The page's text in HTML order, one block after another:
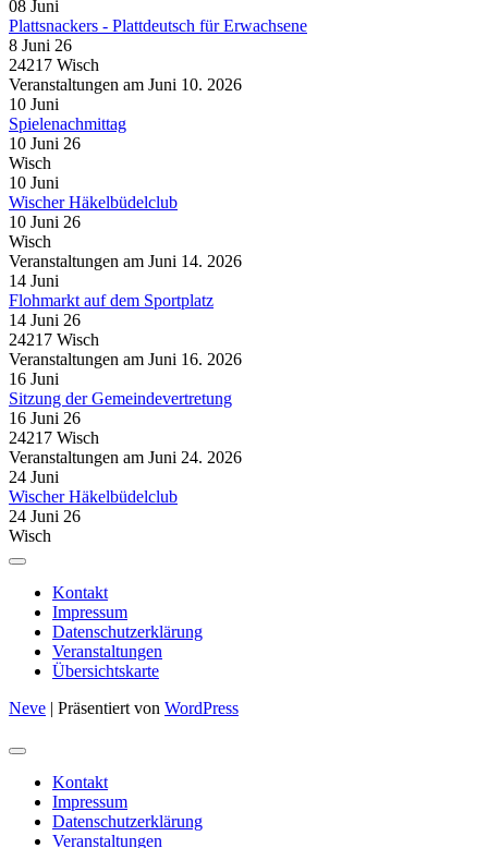
08 Juni
Plattsnackers - Plattdeutsch für Erwachsene
8 Juni 26
24217 Wisch
Veranstaltungen am Juni 10. 2026
10 Juni
Spielenachmittag
10 Juni 26
Wisch
10 Juni
Wischer Häkelbüdelclub
10 Juni 26
Wisch
Veranstaltungen am Juni 14. 2026
14 Juni
Flohmarkt auf dem Sportplatz
14 Juni 26
24217 Wisch
Veranstaltungen am Juni 16. 2026
16 Juni
Sitzung der Gemeindevertretung
16 Juni 26
24217 Wisch
Veranstaltungen am Juni 24. 2026
24 Juni
Wischer Häkelbüdelclub
24 Juni 26
Wisch
Kontakt
Impressum
Datenschutzerklärung
Veranstaltungen
Übersichtskarte
Neve | Präsentiert von WordPress
Kontakt
Impressum
Datenschutzerklärung
Veranstaltungen